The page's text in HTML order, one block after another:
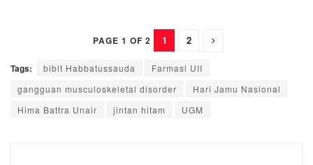
PAGE 1 OF 2 1 2
Tags: bibit Habbatussauda
Farmasi UII
gangguan musculoskeletal disorder
Hari Jamu Nasional
Hima Battra Unair
jintan hitam UGM